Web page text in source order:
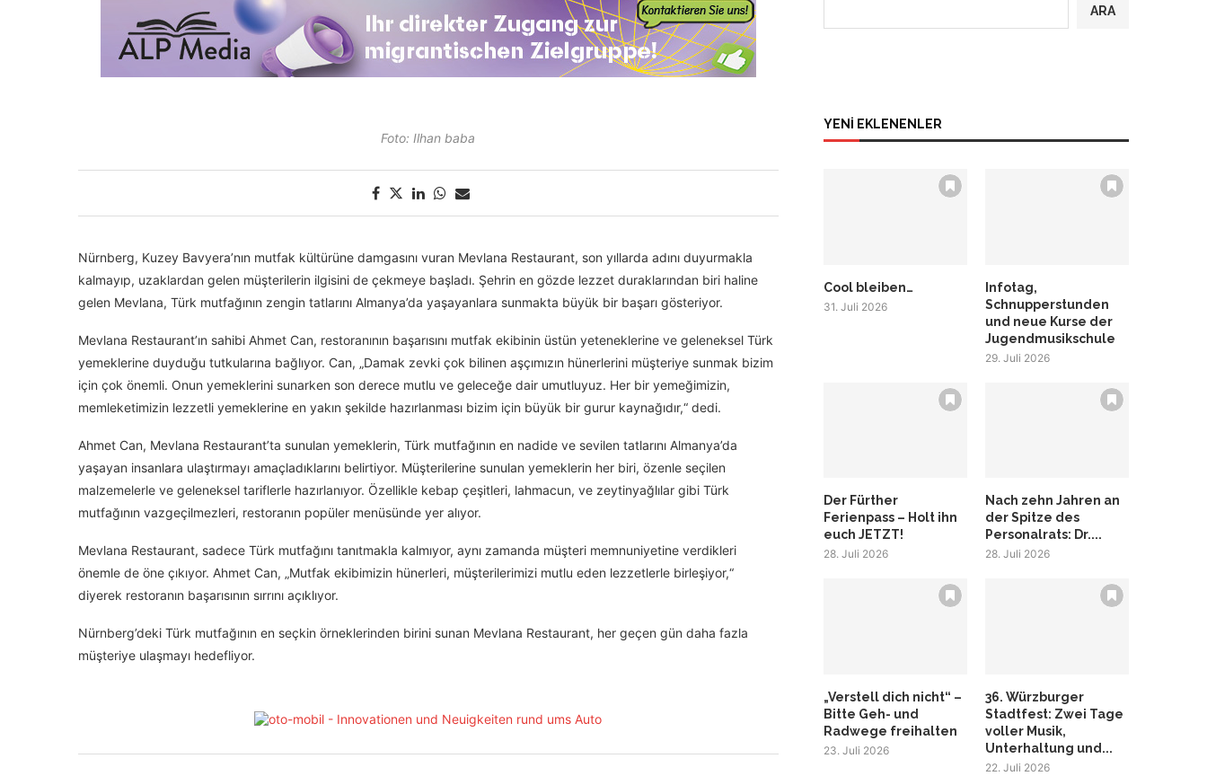
Foto: Ilhan baba
Nürnberg, Kuzey Bavyera’nın mutfak kültürüne damgasını vuran Mevlana Restaurant, son yıllarda adını duyurmakla
kalmayıp, uzaklardan gelen müşterilerin ilgisini de çekmeye başladı. Şehrin en gözde lezzet duraklarından biri haline
gelen Mevlana, Türk mutfağının zengin tatlarını Almanya’da yaşayanlara sunmakta büyük bir başarı gösteriyor.
Mevlana Restaurant’ın sahibi Ahmet Can, restoranının başarısını mutfak ekibinin üstün yeteneklerine ve geleneksel Türk
yemeklerine duyduğu tutkularına bağlıyor. Can, „Damak zevki çok bilinen aşçımızın hünerlerini müşteriye sunmak bizim
için çok önemli. Onun yemeklerini sunarken son derece mutlu ve geleceğe dair umutluyuz. Her bir yemeğimizin,
memleketimizin lezzetli yemeklerine en yakın şekilde hazırlanması bizim için büyük bir gurur kaynağıdır,“ dedi.
Ahmet Can, Mevlana Restaurant’ta sunulan yemeklerin, Türk mutfağının en nadide ve sevilen tatlarını Almanya’da
yaşayan insanlara ulaştırmayı amaçladıklarını belirtiyor. Müşterilerine sunulan yemeklerin her biri, özenle seçilen
malzemelerle ve geleneksel tariflerle hazırlanıyor. Özellikle kebap çeşitleri, lahmacun, ve zeytinyağlılar gibi Türk
mutfağının vazgeçilmezleri, restoranın popüler menüsünde yer alıyor.
Mevlana Restaurant, sadece Türk mutfağını tanıtmakla kalmıyor, aynı zamanda müşteri memnuniyetine verdikleri
önemle de öne çıkıyor. Ahmet Can, „Mutfak ekibimizin hünerleri, müşterilerimizi mutlu eden lezzetlerle birleşiyor,“
diyerek restoranın başarısının sırrını açıklıyor.
Nürnberg’deki Türk mutfağının en seçkin örneklerinden birini sunan Mevlana Restaurant, her geçen gün daha fazla
müşteriye ulaşmayı hedefliyor.
ARA
YENİ EKLENENLER
Cool bleiben…
31. Juli 2026
Infotag,
Schnupperstunden
und neue Kurse der
Jugendmusikschule
29. Juli 2026
Der Fürther
Ferienpass – Holt ihn
euch JETZT!
28. Juli 2026
Nach zehn Jahren an
der Spitze des
Personalrats: Dr....
28. Juli 2026
„Verstell dich nicht“ –
Bitte Geh- und
Radwege freihalten
23. Juli 2026
36. Würzburger
Stadtfest: Zwei Tage
voller Musik,
Unterhaltung und...
22. Juli 2026